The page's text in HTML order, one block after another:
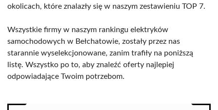
okolicach, które znalazły się w naszym zestawieniu TOP 7.
Wszystkie firmy w naszym rankingu elektryków
samochodowych w Bełchatowie, zostały przez nas
starannie wyselekcjonowane, zanim trafiły na poniższą
listę. Wszystko po to, aby znaleźć oferty najlepiej
odpowiadające Twoim potrzebom.